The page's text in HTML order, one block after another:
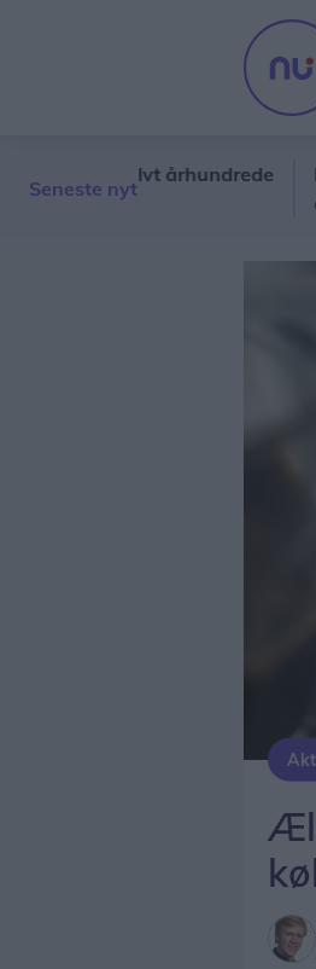
Seneste nyt
et halvt århundrede
er